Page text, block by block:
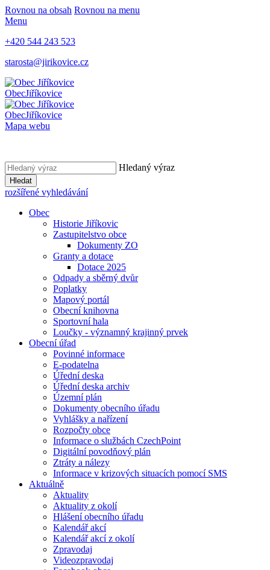
Rovnou na obsah Rovnou na menu
Menu
+420 544 243 523
starosta@jirikovice.cz
ObecJiříkovice
ObecJiříkovice
Mapa webu
Hledaný výraz
Hledat
rozšířené vyhledávání
Obec
Historie Jiříkovic
Zastupitelstvo obce
Dokumenty ZO
Granty a dotace
Dotace 2025
Odpady a sběrný dvůr
Poplatky
Mapový portál
Obecní knihovna
Sportovní hala
Loučky - významný krajinný prvek
Obecní úřad
Povinné informace
E-podatelna
Úřední deska
Úřední deska archiv
Územní plán
Dokumenty obecního úřadu
Vyhlášky a nařízení
Rozpočty obce
Informace o službách CzechPoint
Digitální povodňový plán
Ztráty a nálezy
Informace v krizových situacích pomocí SMS
Aktuálně
Aktuality
Aktuality z okolí
Hlášení obecního úřadu
Kalendář akcí
Kalendář akcí z okolí
Zpravodaj
Videozpravodaj